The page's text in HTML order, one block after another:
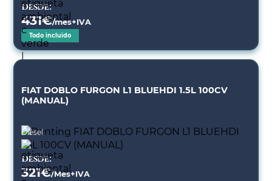
Desde:
431€/mes+IVA
Todo incluido
FIAT DOBLO FURGON L1 BLUEHDI 1.5L 100CV
(MANUAL)
Diésel
Desde:
321€/Mes+IVA